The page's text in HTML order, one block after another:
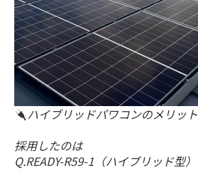
ハイブリッドパワコンのメリット
採用したのは
Q.READY-R59-1（ハイブリッド型）